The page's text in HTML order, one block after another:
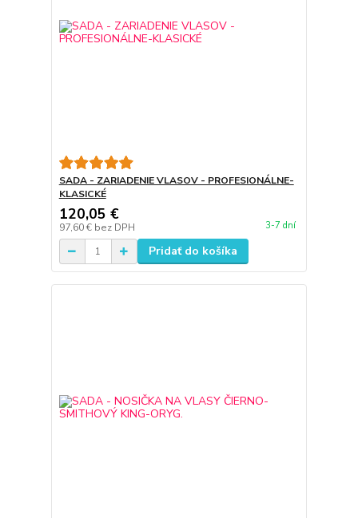
SADA - ZARIADENIE VLASOV - PROFESIONÁLNE-
KLASICKÉ
120,05 €
97,60 € bez DPH 3-7 dní
Pridať do košíka